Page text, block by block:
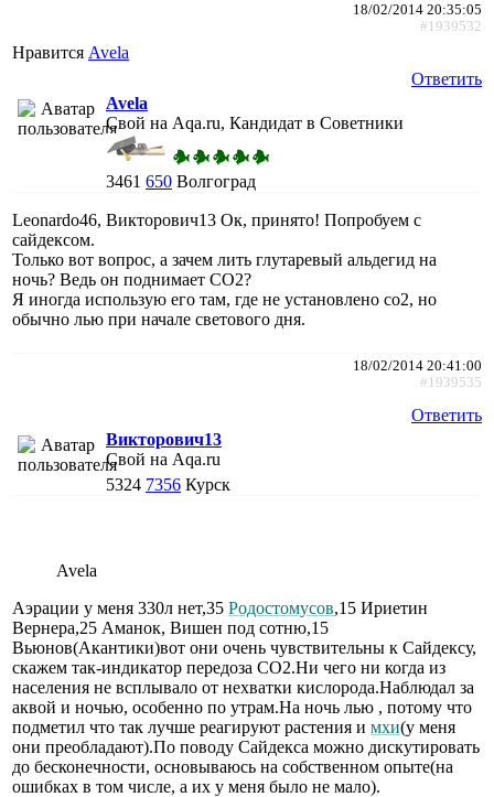
18/02/2014 20:35:05
#1939532
Нравится Avela
Ответить
Avela
Свой на Aqa.ru, Кандидат в Советники
3461 650 Волгоград
Leonardo46, Викторович13 Ок, принято! Попробуем с
сайдексом.
Только вот вопрос, а зачем лить глутаревый альдегид на
ночь? Ведь он поднимает СО2?
Я иногда использую его там, где не установлено со2, но
обычно лью при начале светового дня.
18/02/2014 20:41:00
#1939535
Ответить
Викторович13
Свой на Aqa.ru
5324 7356 Курск
Avela
Аэрации у меня 330л нет,35 Родостомусов,15 Ириетин
Вернера,25 Аманок, Вишен под сотню,15
Вьюнов(Акантики)вот они очень чувствительны к Сайдексу,
скажем так-индикатор передоза СО2.Ни чего ни когда из
населения не всплывало от нехватки кислорода.Наблюдал за
аквой и ночью, особенно по утрам.На ночь лью , потому что
подметил что так лучше реагируют растения и мхи(у меня
они преобладают).По поводу Сайдекса можно дискутировать
до бесконечности, основываюсь на собственном опыте(на
ошибках в том числе, а их у меня было не мало).